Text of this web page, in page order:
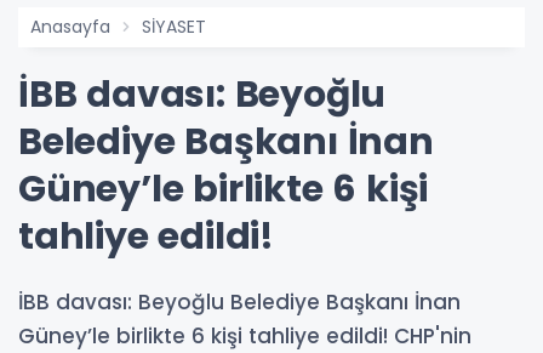
Anasayfa SİYASET
İBB davası: Beyoğlu
Belediye Başkanı İnan
Güney’le birlikte 6 kişi
tahliye edildi!
İBB davası: Beyoğlu Belediye Başkanı İnan
Güney’le birlikte 6 kişi tahliye edildi! CHP'nin